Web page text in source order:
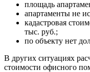
площадь
апартаменты не
кадастровая
тыс. руб.;
по объекту нет
В других ситуациях
стоимости офисного